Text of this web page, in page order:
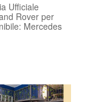
Ufficiale
Rover per
Mercedes